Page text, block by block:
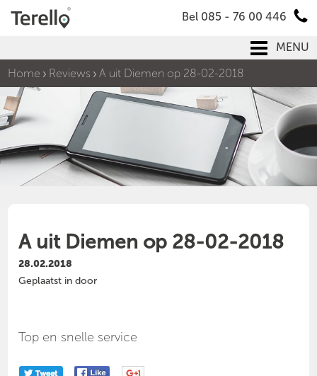
Bel 085 - 76 00 446
MENU
Home
Reviews A uit Diemen op 28-02-2018
A uit Diemen op 28-02-2018
28.02.2018
Geplaatst in door
Top en snelle service